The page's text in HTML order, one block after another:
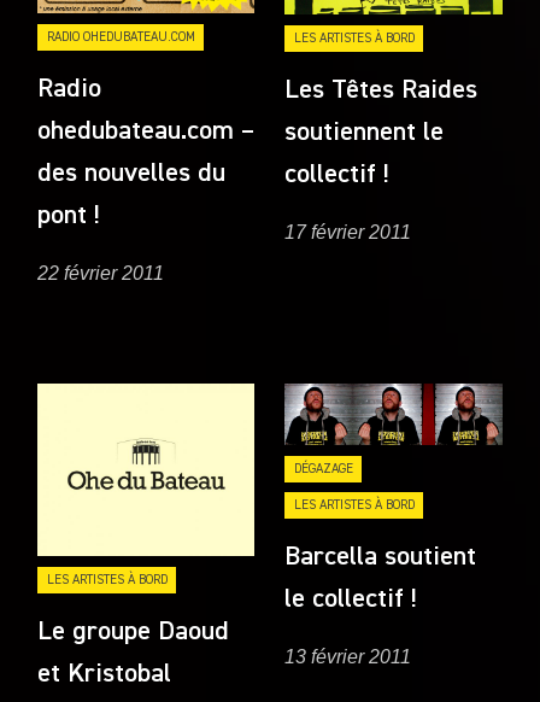
RADIO OHEDUBATEAU.COM
Radio
ohedubateau.com –
des nouvelles du
pont !
22 février 2011
LES ARTISTES À BORD
Les Têtes Raides
soutiennent le
collectif !
17 février 2011
LES ARTISTES À BORD
Le groupe Daoud
et Kristobal
DÉGAZAGE
LES ARTISTES À BORD
Barcella soutient
le collectif !
13 février 2011